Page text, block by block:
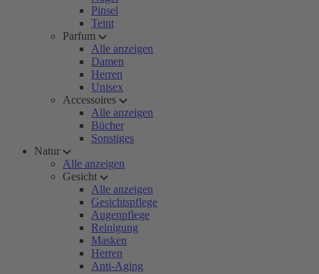
Pinsel
Teint
Parfum
Alle anzeigen
Damen
Herren
Unisex
Accessoires
Alle anzeigen
Bücher
Sonstiges
Natur
Alle anzeigen
Gesicht
Alle anzeigen
Gesichtspflege
Augenpflege
Reinigung
Masken
Herren
Anti-Aging